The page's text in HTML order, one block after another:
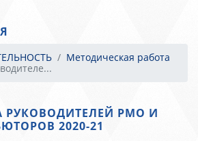
Методическая работа
РУКОВОДИТЕЛЕЙ РМО И
2020-21